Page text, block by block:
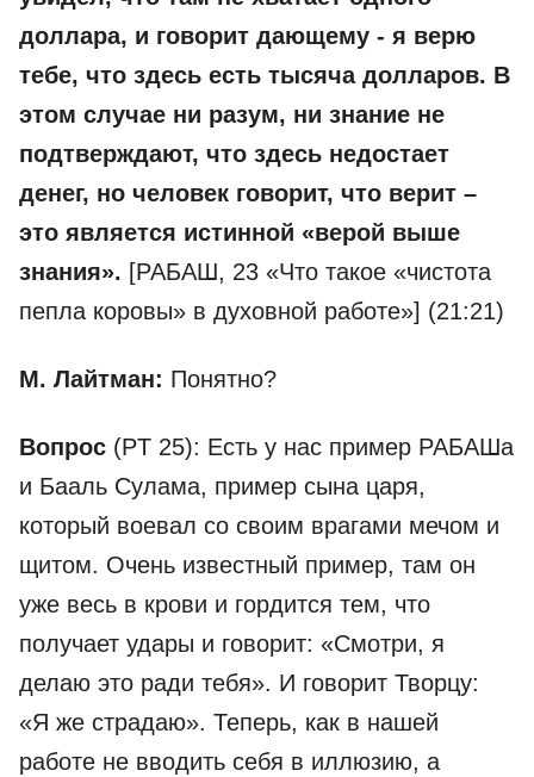
доллара, и говорит дающему - я верю
тебе, что здесь есть тысяча долларов. В
этом случае ни разум, ни знание не
подтверждают, что здесь недостает
денег, но человек говорит, что верит –
это является истинной «верой выше
знания». [РАБАШ, 23 «Что такое «чистота
пепла коровы» в духовной работе»] (21:21)
М. Лайтман: Понятно?
Вопрос (PT 25): Есть у нас пример РАБАШа
и Бааль Сулама, пример сына царя,
который воевал со своим врагами мечом и
щитом. Очень известный пример, там он
уже весь в крови и гордится тем, что
получает удары и говорит: «Смотри, я
делаю это ради тебя». И говорит Творцу:
«Я же страдаю». Теперь, как в нашей
работе не вводить себя в иллюзию, а